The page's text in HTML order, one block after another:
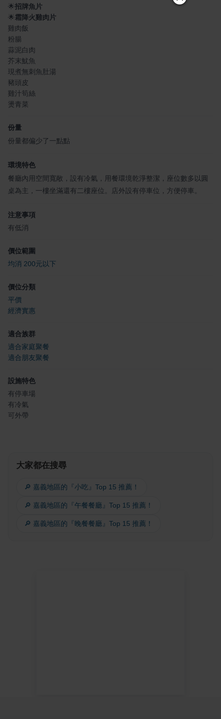
🌟招牌魚片
🌟霜降火雞肉片
雞肉飯
粉腸
蒜泥白肉
芥末魷魚
現煮無刺魚肚湯
豬頭皮
雞汁筍絲
燙青菜
份量
份量都偏少了一點點
環境特色
餐廳內用空間寬敞，設有冷氣，用餐環境乾淨整潔，座位數多以圓
桌為主，一樓坐滿還有二樓座位。店外設有停車位，方便停車。
注意事項
有低消
價位範圍
均消 200元以下
價位分類
平價
經濟實惠
適合族群
適合家庭聚餐
適合朋友聚餐
設施特色
有停車場
有冷氣
可外帶
大家都在搜尋
🔎 嘉義地區的『小吃』Top 15 推薦！
🔎 嘉義地區的『午餐餐廳』Top 15 推薦！
🔎 嘉義地區的『晚餐餐廳』Top 15 推薦！